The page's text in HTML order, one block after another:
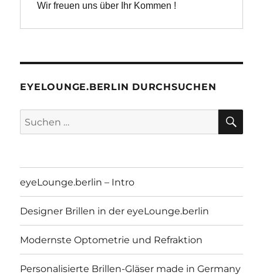
Wir freuen uns über Ihr Kommen !
EYELOUNGE.BERLIN DURCHSUCHEN
Suchen
nach:
eyeLounge.berlin – Intro
Designer Brillen in der eyeLounge.berlin
Modernste Optometrie und Refraktion
Personalisierte Brillen-Gläser made in Germany